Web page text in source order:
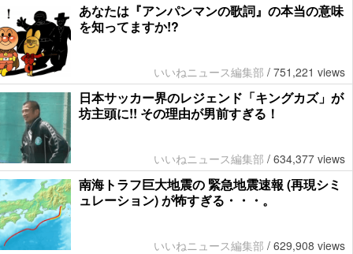
あなたは『アンパンマンの歌詞』の本当の意味
を知ってますか!?
いいねニュース編集部 / 751,221 views
日本サッカー界のレジェンド「キングカズ」が
坊主頭に!! その理由が男前すぎる！
いいねニュース編集部 / 634,377 views
南海トラフ巨大地震の 緊急地震速報 (再現シミ
ュレーション) が怖すぎる・・・。
いいねニュース編集部 / 629,908 views